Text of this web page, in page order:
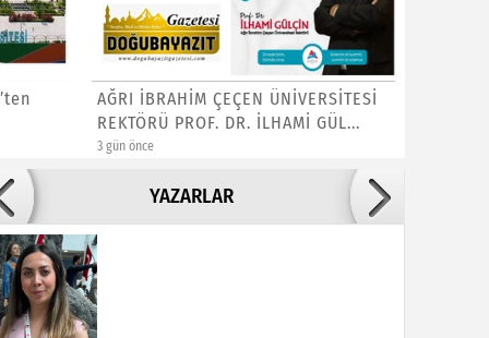
AĞRI İBRAHİM ÇEÇEN ÜNİVERSİTESİ
REKTÖRÜ PROF. DR. İLHAMİ GÜL...
3 gün önce
YAZARLAR
Bu Şehrin Ortasında Çürüyen Bir Yapı Var